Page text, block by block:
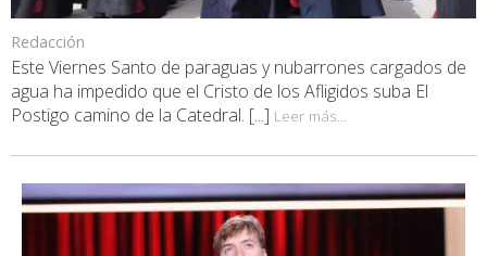
Redacción
Este Viernes Santo de paraguas y nubarrones cargados de
agua ha impedido que el Cristo de los Afligidos suba El
Postigo camino de la Catedral. [...] Leer más...